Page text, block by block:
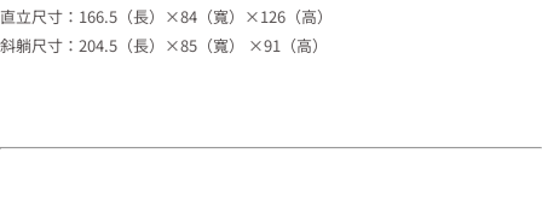
直立尺寸：166.5（長）×84（寬）×126（高）
斜躺尺寸：204.5（長）×85（寬） ×91（高）